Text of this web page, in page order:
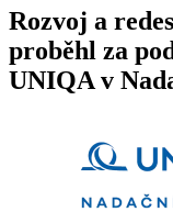
Rozvoj a
proběhl za
UNIQA v